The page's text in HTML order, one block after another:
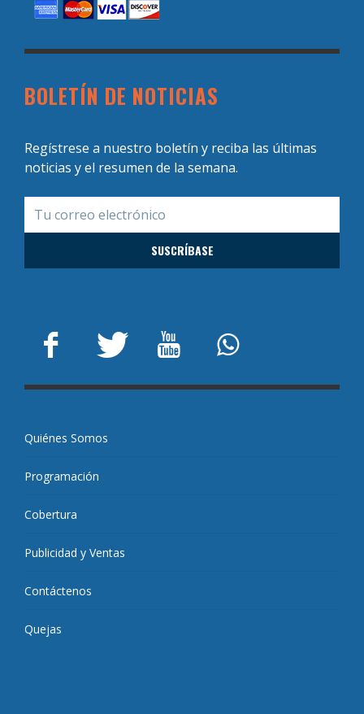
BOLETÍN DE NOTICIAS
Regístrese a nuestro boletín y reciba las últimas
noticias y el resumen de la semana.
Quiénes Somos
Programación
Cobertura
Publicidad y Ventas
Contáctenos
Quejas